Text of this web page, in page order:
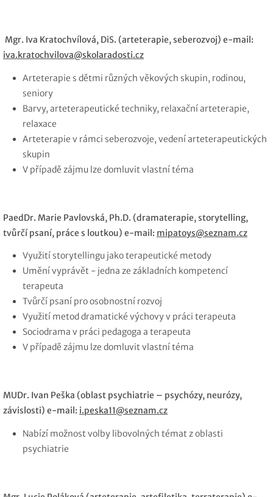
Mgr. Iva Kratochvílová, DiS. (arteterapie, seberozvoj) e-mail:
iva.kratochvilova@skolaradosti.cz
Arteterapie s dětmi různých věkových skupin, rodinou,
seniory
Barvy, arteterapeutické techniky, relaxační arteterapie,
relaxace
Arteterapie v rámci seberozvoje, vedení arteterapeutických
skupin
V případě zájmu lze domluvit vlastní téma
PaedDr. Marie Pavlovská, Ph.D. (dramaterapie, storytelling,
tvůrčí psaní, práce s loutkou) e-mail: mipatoys@seznam.cz
Využití storytellingu jako terapeutické metody
Umění vyprávět - jedna ze základních kompetencí
terapeuta
Tvůrčí psaní pro osobnostní rozvoj
Využití metod dramatické výchovy v práci terapeuta
Sociodrama v práci pedagoga a terapeuta
V případě zájmu lze domluvit vlastní téma
MUDr. Ivan Peška (oblast psychiatrie – psychózy, neurózy,
závislosti) e-mail: i.peska11@seznam.cz
Nabízí možnost volby libovolných témat z oblasti
psychiatrie